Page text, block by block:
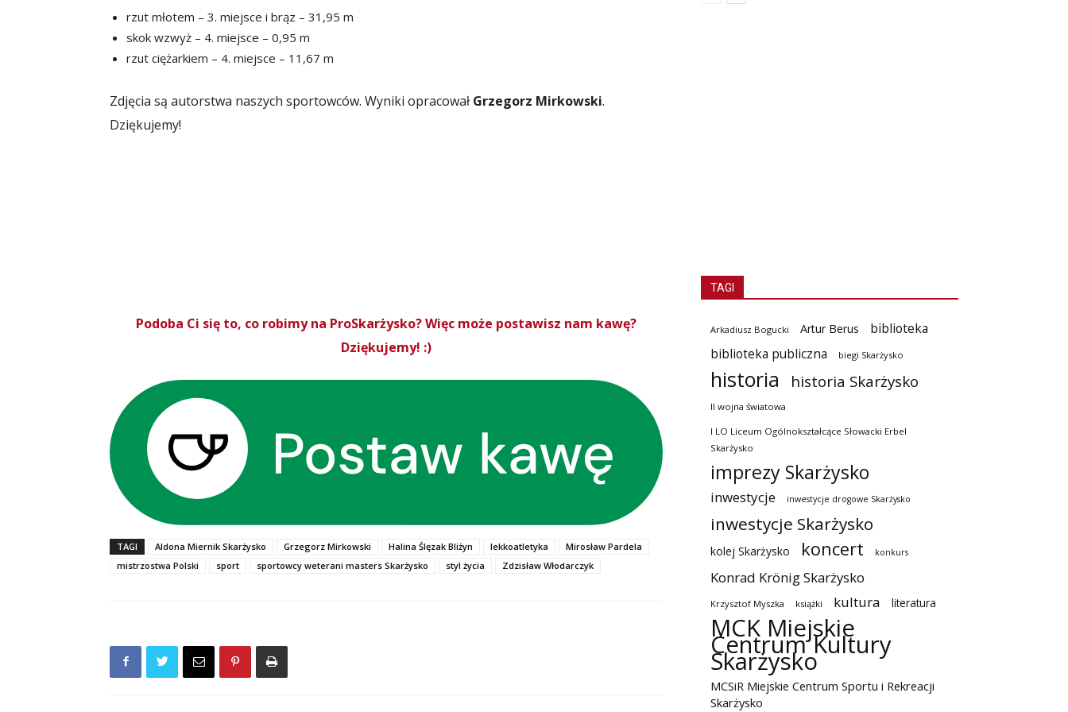
rzut młotem – 3. miejsce i brąz – 31,95 m
skok wzwyż – 4. miejsce – 0,95 m
rzut ciężarkiem – 4. miejsce – 11,67 m
Zdjęcia są autorstwa naszych sportowców. Wyniki opracował Grzegorz Mirkowski.
Dziękujemy!
Podoba Ci się to, co robimy na ProSkarżysko? Więc może postawisz nam kawę?
Dziękujemy! :)
TAGI Aldona Miernik Skarżysko Grzegorz Mirkowski Halina Ślęzak Bliżyn lekkoatletyka
Mirosław Pardela
mistrzostwa Polski
sport sportowcy weterani masters Skarżysko styl życia Zdzisław Włodarczyk
TAGI
Arkadiusz Bogucki Artur Berus
biblioteka
biblioteka publiczna
biegi Skarżysko
historia historia Skarżysko
II wojna światowa
I LO Liceum Ogólnokształcące Słowacki Erbel
Skarżysko
imprezy Skarżysko
inwestycje inwestycje drogowe Skarżysko
inwestycje Skarżysko
kolej Skarżysko koncert konkurs
Konrad Krönig Skarżysko
Krzysztof Myszka książki kultura literatura
MCK Miejskie
Centrum Kultury
Skarżysko
MCSiR Miejskie Centrum Sportu i Rekreacji
Skarżysko